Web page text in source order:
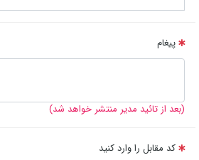
پیغام
(بعد از تائید مدیر منتشر خواهد شد)
کد مقابل را وارد کنید